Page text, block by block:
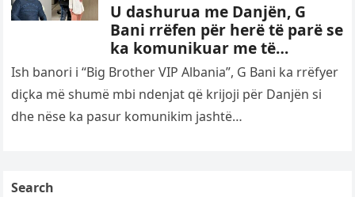
U dashurua me Danjën, G
Bani rrëfen për herë të parë se
ka komunikuar me të
dashurinë e banores dhe kanë
vendosur që të…
Ish banori i “Big Brother VIP Albania”, G Bani ka rrëfyer
diçka më shumë mbi ndenjat që krijoji për Danjën si
dhe nëse ka pasur komunikim jashtë…
Search